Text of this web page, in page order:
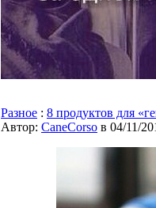
Разное : 8 продуктов для
Автор: CaneCorso в 04/11/